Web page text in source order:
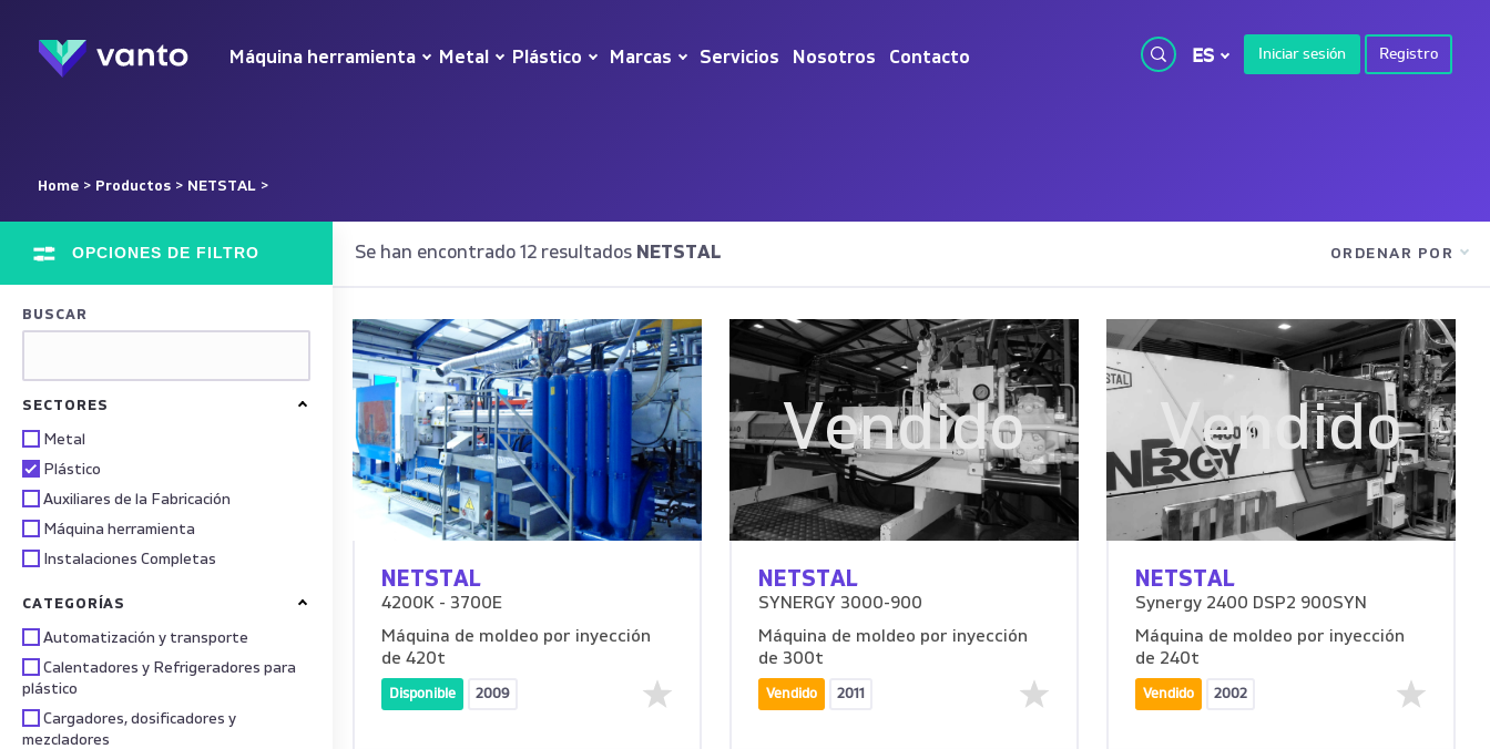
Máquina herramienta Metal Plástico Marcas Servicios Nosotros Contacto ES Iniciar sesión Registro
Home > Productos > NETSTAL >
OPCIONES DE FILTRO
BUSCAR
SECTORES
Metal
Plástico
Auxiliares de la Fabricación
Máquina herramienta
Instalaciones Completas
CATEGORÍAS
Automatización y transporte
Calentadores y Refrigeradores para
plástico
Cargadores, dosificadores y
mezcladores
Se han encontrado 12 resultados NETSTAL ORDENAR POR
NETSTAL
4200K - 3700E
Máquina de moldeo por inyección
de 420t
Disponible 2009
Vendido
NETSTAL
SYNERGY 3000-900
Máquina de moldeo por inyección
de 300t
Vendido 2011
Vendido
NETSTAL
Synergy 2400 DSP2 900SYN
Máquina de moldeo por inyección
de 240t
Vendido 2002